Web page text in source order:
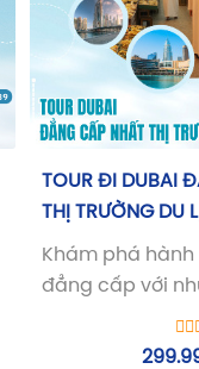
TOUR ĐI DUBAI
THỊ TRƯỜNG DU
Khám phá
đẳng cấp với
đỉnh cao của
cùng Onlytour